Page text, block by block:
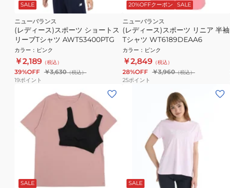
SALE
ニューバランス
(レディース)スポーツ ショートス
リーブTシャツ AWT53400PTG
カラー ： ピンク
￥2,189 （税込）
39%OFF ￥3,630（税込）
19ポイント
20%OFFクーポン SALE
ニューバランス
(レディース)スポーツ リニア 半袖
Tシャツ WT6189DEAA6
カラー ： ピンク
￥2,849 （税込）
28%OFF ￥3,960（税込）
25ポイント
SALE SALE